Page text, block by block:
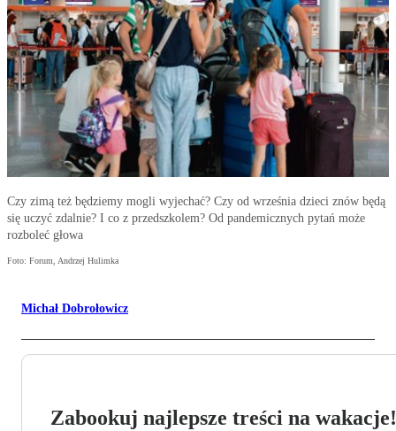
Czy zimą też będziemy mogli wyjechać? Czy od września dzieci znów będą
się uczyć zdalnie? I co z przedszkolem? Od pandemicznych pytań może
rozboleć głowa
Foto: Forum, Andrzej Hulimka
Michał Dobrołowicz
Zabookuj najlepsze treści na wakacje!